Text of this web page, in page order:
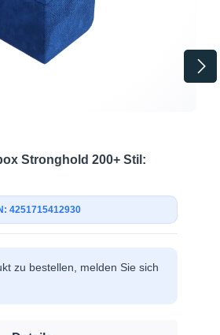
Stronghold 200+ Stil:
4251715412930
zu bestellen, melden Sie sich